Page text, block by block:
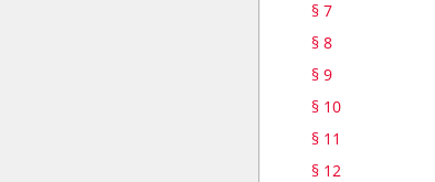
§ 7
§ 8
§ 9
§ 10
§ 11
§ 12